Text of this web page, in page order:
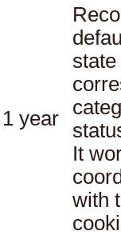
1 year
It
with